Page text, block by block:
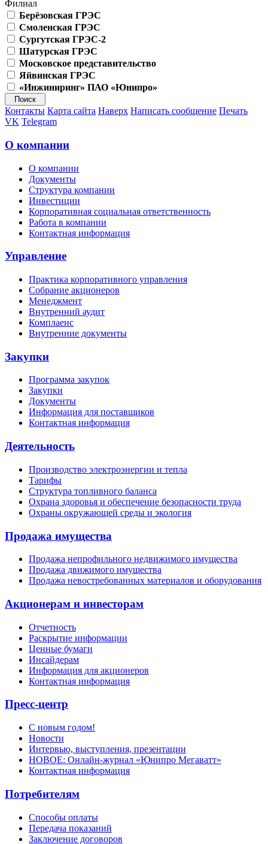
Филиал
Берёзовская ГРЭС
Смоленская ГРЭС
Сургутская ГРЭС-2
Шатурская ГРЭС
Московское представительство
Яйвинская ГРЭС
«Инжиниринг» ПАО «Юнипро»
Контакты Карта сайта Наверх Написать сообщение Печать
VK Telegram
О компании
О компании
Документы
Структура компании
Инвестиции
Корпоративная социальная ответственность
Работа в компании
Контактная информация
Управление
Практика корпоративного управления
Собрание акционеров
Менеджмент
Внутренний аудит
Комплаенс
Внутренние документы
Закупки
Программа закупок
Закупки
Документы
Информация для поставщиков
Контактная информация
Деятельность
Производство электроэнергии и тепла
Тарифы
Структура топливного баланса
Охрана здоровья и обеспечение безопасности труда
Охраны окружающей среды и экология
Продажа имущества
Продажа непрофильного недвижимого имущества
Продажа движимого имущества
Продажа невостребованных материалов и оборудования
Акционерам и инвесторам
Отчетность
Раскрытие информации
Ценные бумаги
Инсайдерам
Информация для акционеров
Контактная информация
Пресс-центр
С новым годом!
Новости
Интервью, выступления, презентации
НОВОЕ: Онлайн-журнал «Юнипро Мегаватт»
Контактная информация
Потребителям
Способы оплаты
Передача показаний
Заключение договоров